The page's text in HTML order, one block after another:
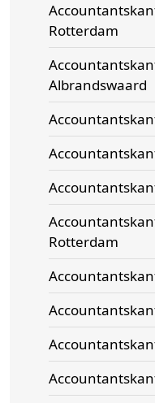
Rotterdam
Albrandswaard
Rotterdam